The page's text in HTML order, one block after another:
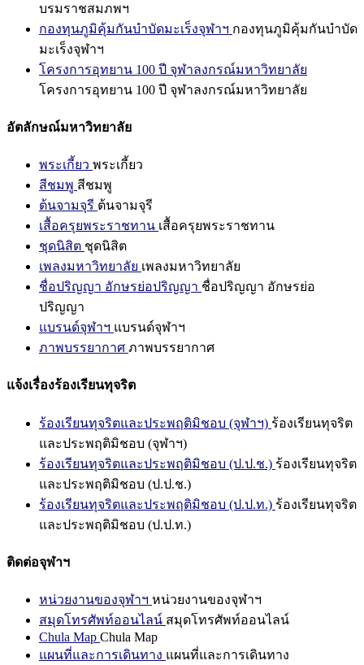
บรมราชสมภพฯ
กองทุนภูมิคุ้มกันบำบัดมะเร็งจุฬาฯ กองทุนภูมิคุ้มกันบำบัด
มะเร็งจุฬาฯ
โครงการอุทยาน 100 ปี จุฬาลงกรณ์มหาวิทยาลัย
โครงการอุทยาน 100 ปี จุฬาลงกรณ์มหาวิทยาลัย
อัตลักษณ์มหาวิทยาลัย
พระเกี้ยว พระเกี้ยว
สีชมพู สีชมพู
ต้นจามจุรี ต้นจามจุรี
เสื้อครุยพระราชทาน เสื้อครุยพระราชทาน
ชุดนิสิต ชุดนิสิต
เพลงมหาวิทยาลัย เพลงมหาวิทยาลัย
ชื่อปริญญา อักษรย่อปริญญา ชื่อปริญญา อักษรย่อ
ปริญญา
แบรนด์จุฬาฯ แบรนด์จุฬาฯ
ภาพบรรยากาศ ภาพบรรยากาศ
แจ้งเรื่องร้องเรียนทุจริต
ร้องเรียนทุจริตและประพฤติมิชอบ (จุฬาฯ) ร้องเรียนทุจริต
และประพฤติมิชอบ (จุฬาฯ)
ร้องเรียนทุจริตและประพฤติมิชอบ (ป.ป.ช.) ร้องเรียนทุจริต
และประพฤติมิชอบ (ป.ป.ช.)
ร้องเรียนทุจริตและประพฤติมิชอบ (ป.ป.ท.) ร้องเรียนทุจริต
และประพฤติมิชอบ (ป.ป.ท.)
ติดต่อจุฬาฯ
หน่วยงานของจุฬาฯ หน่วยงานของจุฬาฯ
สมุดโทรศัพท์ออนไลน์ สมุดโทรศัพท์ออนไลน์
Chula Map Chula Map
แผนที่และการเดินทาง แผนที่และการเดินทาง